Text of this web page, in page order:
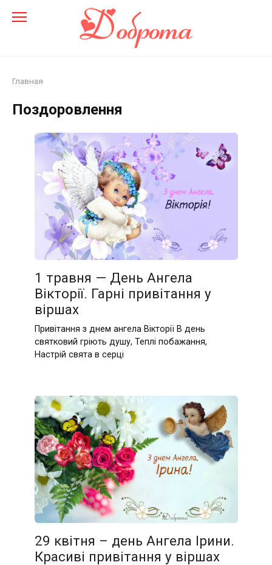
Главная
Поздоровлення
1 травня — День Ангела
Вікторії. Гарні привітання у
віршах
Привітання з днем ангела Вікторії В день
святковий гріють душу, Теплі побажання,
Настрій свята в серці
29 квітня – день Ангела Ірини.
Красиві привітання у віршах